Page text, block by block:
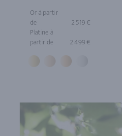
Or à partir
de
2 519 €
Platine à
partir de
2 499 €